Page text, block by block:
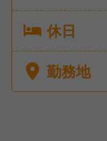
休日
勤務地